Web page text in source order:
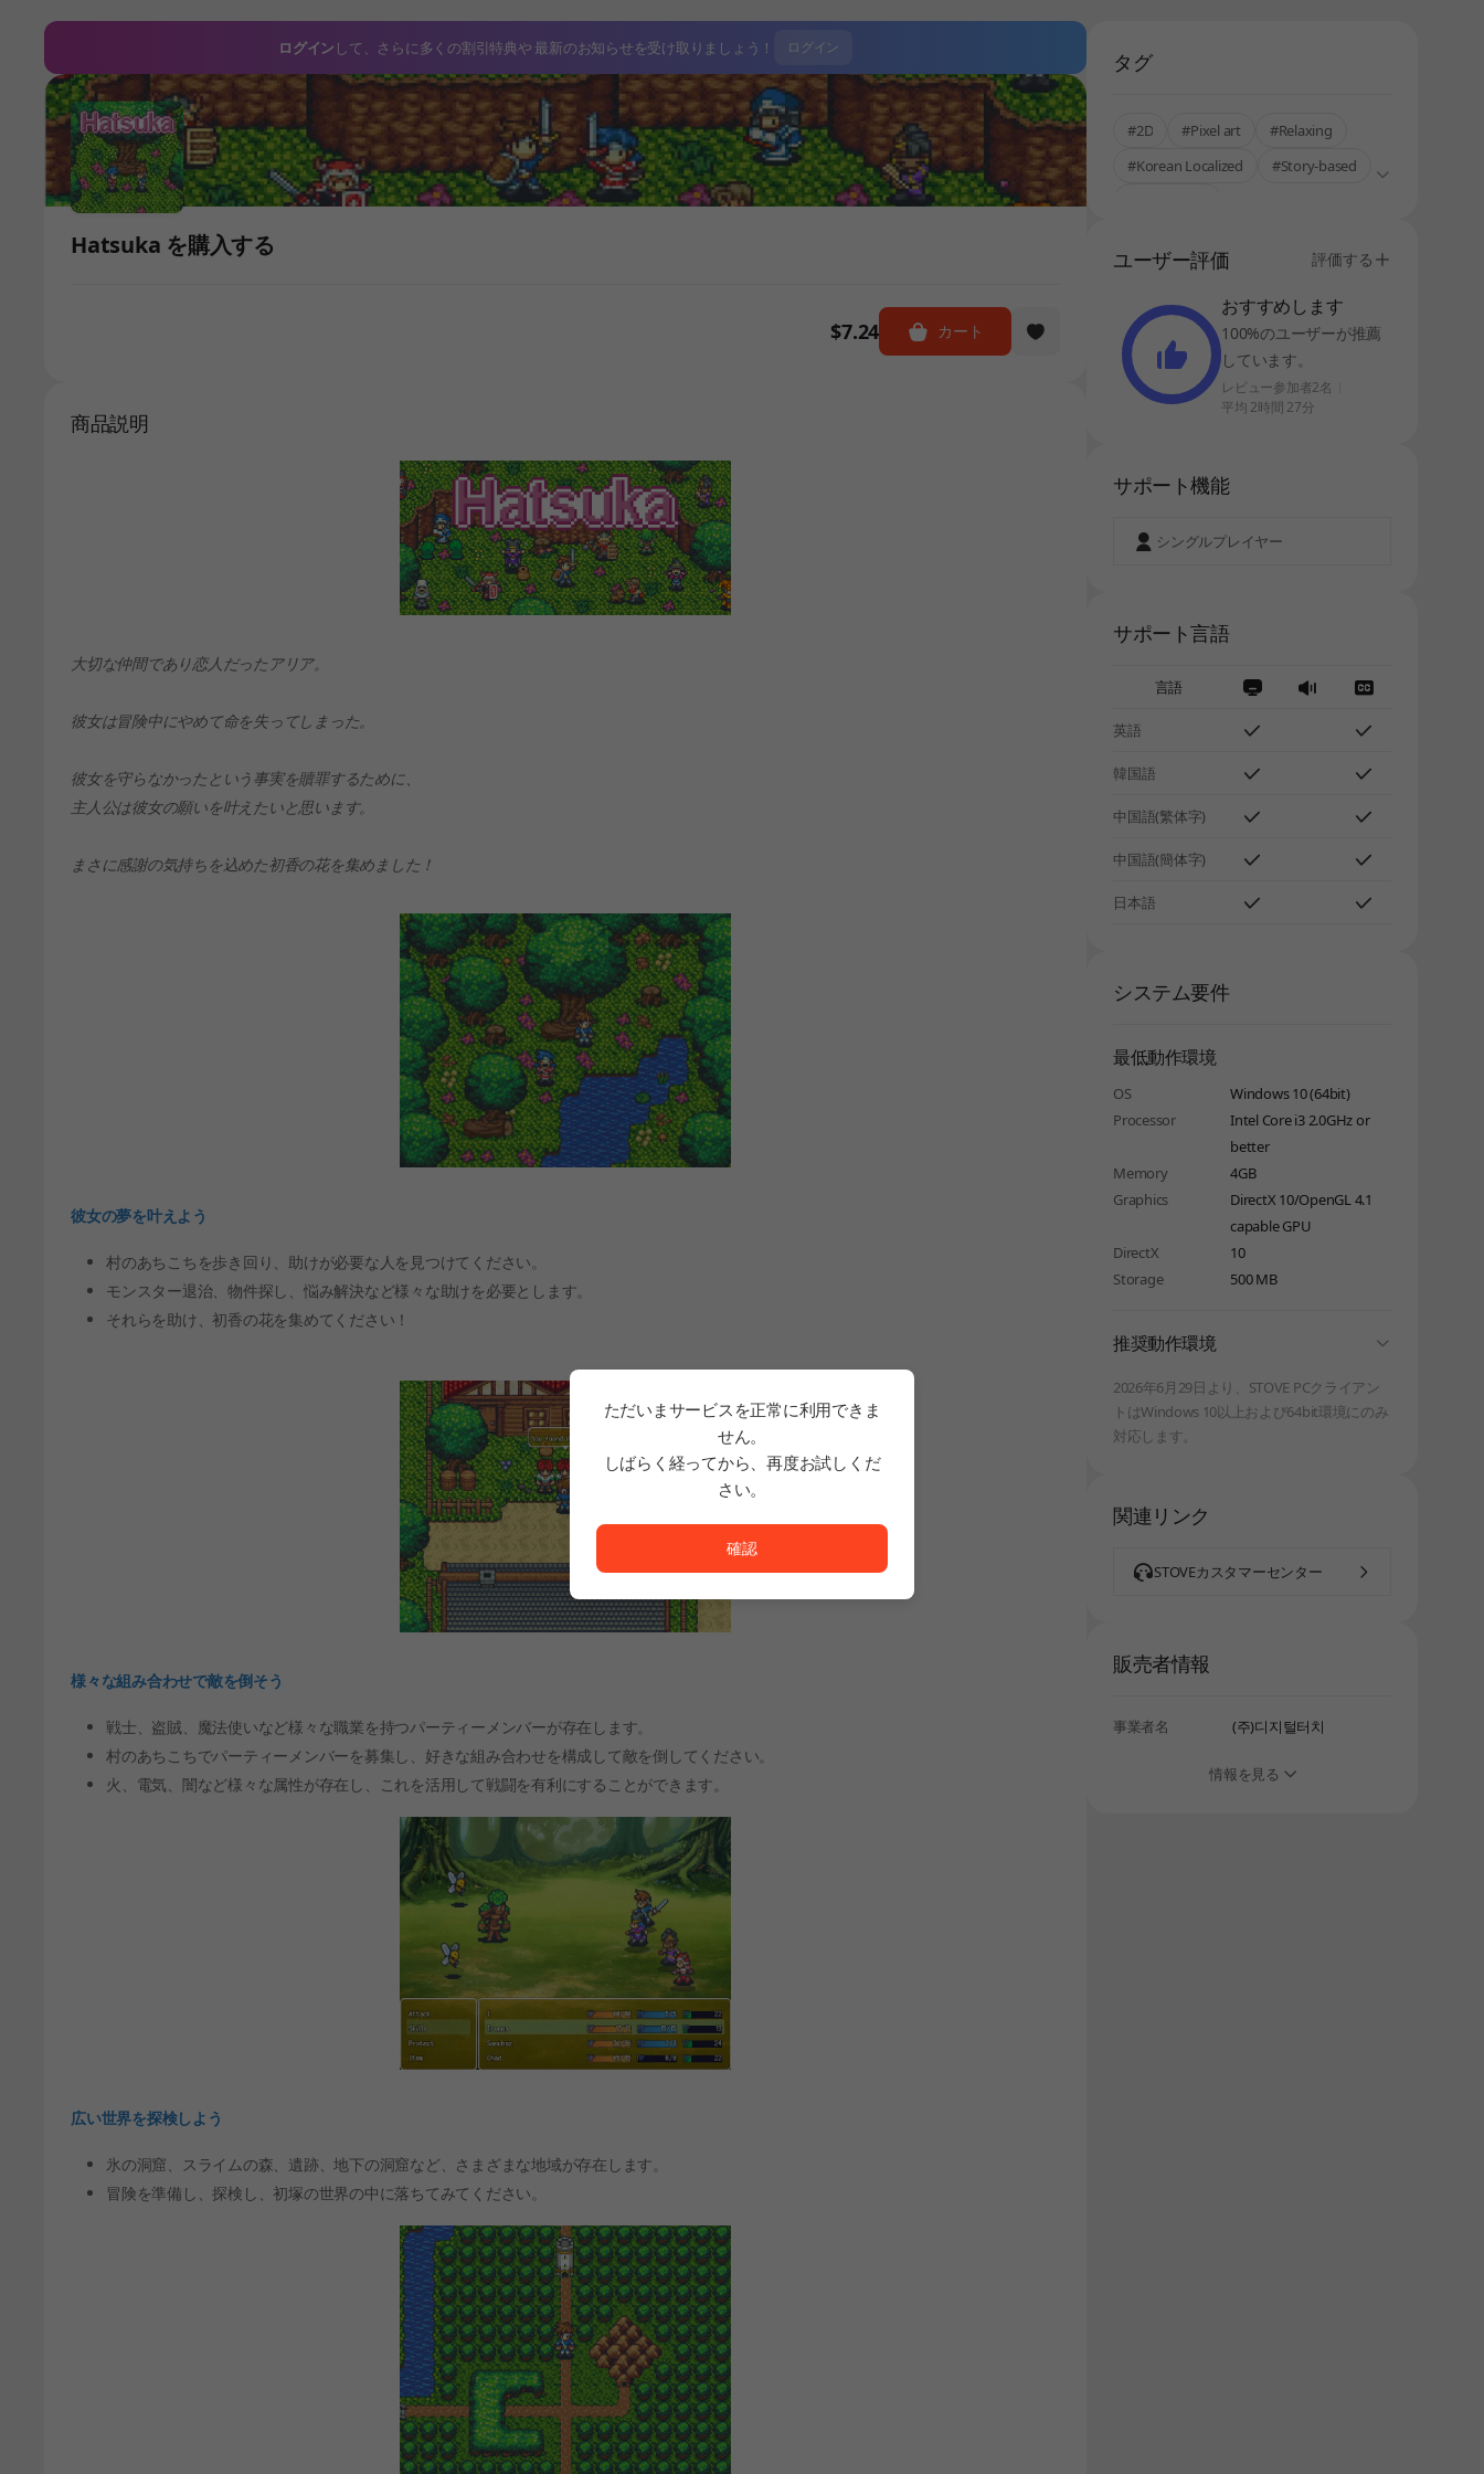
ログイン して、さらに多くの割引特典や最新のお知らせを受け取りましょう！ ログイン
Hatsuka を購入する
$7.24 カート
商品説明
大切な仲間であり恋人だったアリア。
彼女は冒険中にやめて命を失ってしまった。
彼女を守らなかったという事実を贖罪するために、
主人公は彼女の願いを叶えたいと思います。
まさに感謝の気持ちを込めた初香の花を集めました！
彼女の夢を叶えよう
村のあちこちを歩き回り、助けが必要な人を見つけてください。
モンスター退治、物件探し、悩み解決など様々な助けを必要とします。
それらを助け、初香の花を集めてください！
様々な組み合わせで敵を倒そう
戦士、盗賊、魔法使いなど様々な職業を持つパーティーメンバーが存在します。
村のあちこちでパーティーメンバーを募集し、好きな組み合わせを構成して敵を倒してください。
火、電気、闇など様々な属性が存在し、これを活用して戦闘を有利にすることができます。
広い世界を探検しよう
氷の洞窟、スライムの森、遺跡、地下の洞窟など、さまざまな地域が存在します。
冒険を準備し、探検し、初塚の世界の中に落ちてみてください。
タグ
#2D #Pixel art
#Relaxing
#Korean Localized
#Story-based
ユーザー評価 評価する
おすすめします
100%のユーザーが推薦
しています。
レビュー参加者2名
平均 2時間 27分
サポート機能
シングルプレイヤー
サポート言語
言語
英語
韓国語
中国語(繁体字)
中国語(簡体字)
日本語
システム要件
最低動作環境
OS
Windows 10 (64bit)
Processor
Intel Core i3 2.0GHz or
better
Memory
4GB
Graphics
DirectX 10/OpenGL 4.1
capable GPU
DirectX
10
Storage
500 MB
推奨動作環境 folding
2026年6月29日より、STOVE PCクライアン
トはWindows 10以上および64bit環境にのみ
対応します。
関連リンク
STOVEカスタマーセンター
販売者情報
事業者名 (주)디지털터치
情報を見る
ただいまサービスを正常に利用できま
せん。
しばらく経ってから、再度お試しくだ
さい。
ただいまサービスを正常に利用できません。<br/>しばらく経ってから、再度お試しください。
確認